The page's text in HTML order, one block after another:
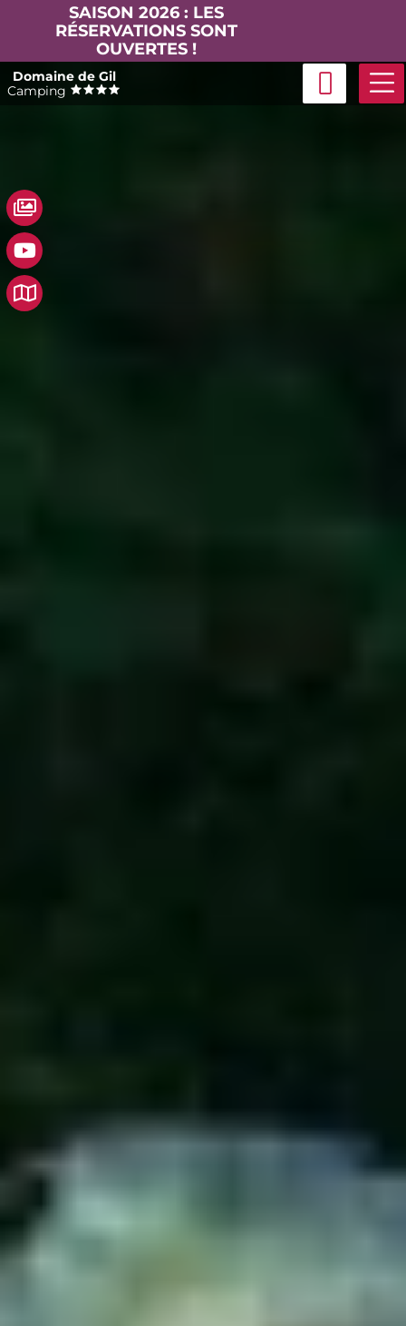
SAISON 2026 : LES
RÉSERVATIONS SONT
OUVERTES !
Domaine de Gil
Camping
Passer
au